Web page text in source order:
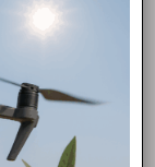
di fiducia.